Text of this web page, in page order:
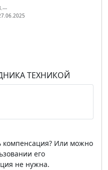
ТЕХНИКОЙ
компенсация? Или можно
его
не нужна.